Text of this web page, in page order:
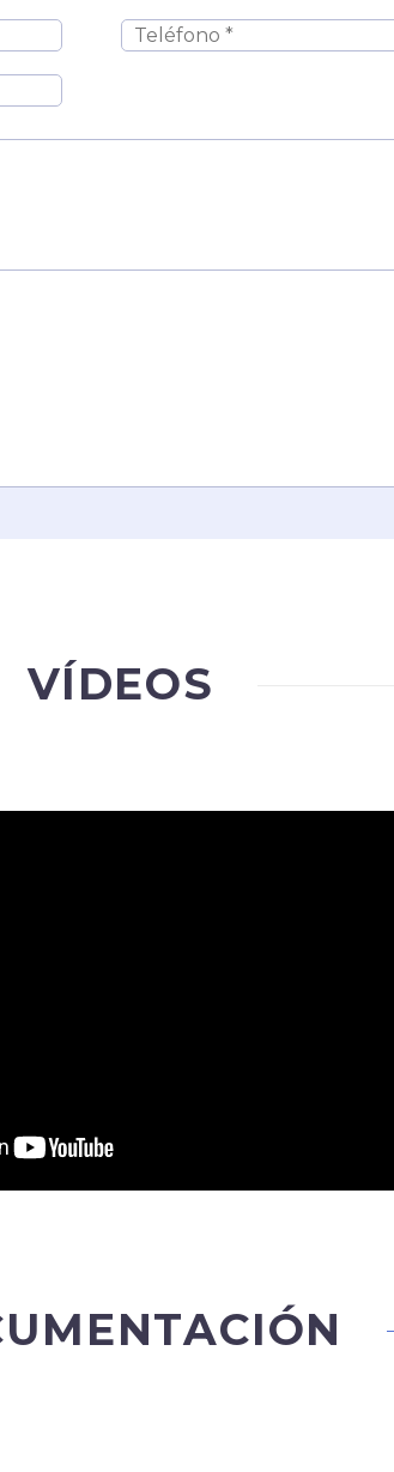
VÍDEOS